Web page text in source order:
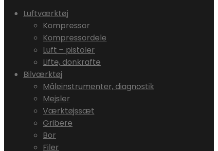
Luftværktøj
Kompressor
Kompressordele
Luft – pistoler
Lifte, donkrafte
Bilværktøj
Måleinstrumenter, diagnostik
Mejsler
Værktøjssæt
Gribere
Bor
Filer